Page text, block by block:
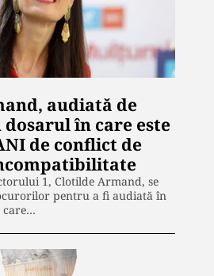
audiată de
în care este
de conflict de
1, Clotilde Armand, se
pentru a fi audiată în
care…